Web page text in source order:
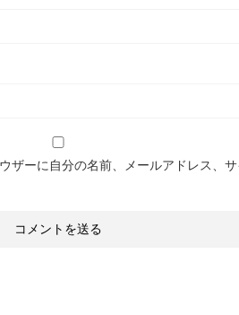
ザーに自分の名前、メールアドレス、